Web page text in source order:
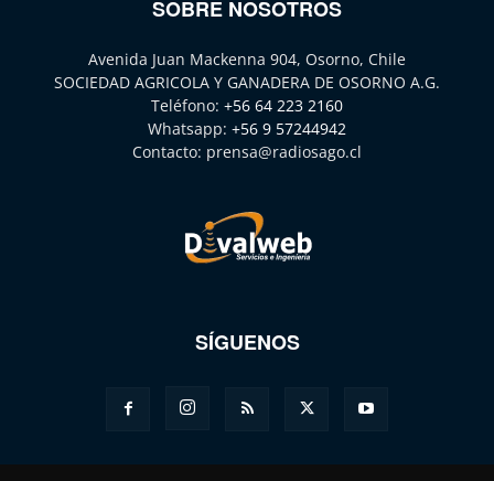
SOBRE NOSOTROS
Avenida Juan Mackenna 904, Osorno, Chile
SOCIEDAD AGRICOLA Y GANADERA DE OSORNO A.G.
Teléfono: +56 64 223 2160
Whatsapp: +56 9 57244942
Contacto: prensa@radiosago.cl
SÍGUENOS